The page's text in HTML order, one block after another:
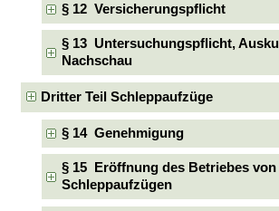
§ 12 Versicherungspflicht
§ 13 Untersuchungspflicht,
Nachschau
Dritter Teil Schleppaufzüge
§ 14 Genehmigung
§ 15 Eröffnung des Betriebes
Schleppaufzügen